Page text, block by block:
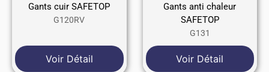
Gants cuir SAFETOP
G120RV
Voir Détail
Gants anti chaleur
SAFETOP
G131
Voir Détail